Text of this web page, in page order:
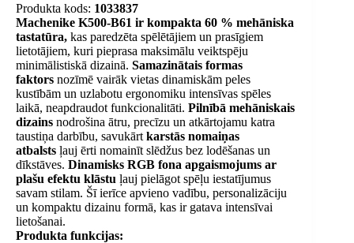
Produkta kods: 1033837
Machenike K500-B61 ir kompakta 60 % mehāniska
tastatūra, kas paredzēta spēlētājiem un prasīgiem
lietotājiem, kuri pieprasa maksimālu veiktspēju
minimālistiskā dizainā. Samazinātais formas
faktors nozīmē vairāk vietas dinamiskām peles
kustībām un uzlabotu ergonomiku intensīvas spēles
laikā, neapdraudot funkcionalitāti. Pilnībā mehāniskais
dizains nodrošina ātru, precīzu un atkārtojamu katra
taustiņa darbību, savukārt karstās nomaiņas
atbalsts ļauj ērti nomainīt slēdžus bez lodēšanas un
dīkstāves. Dinamisks RGB fona apgaismojums ar
plašu efektu klāstu ļauj pielāgot spēļu iestatījumus
savam stilam. Šī ierīce apvieno vadību, personalizāciju
un kompaktu dizainu formā, kas ir gatava intensīvai
lietošanai.
Produkta funkcijas: